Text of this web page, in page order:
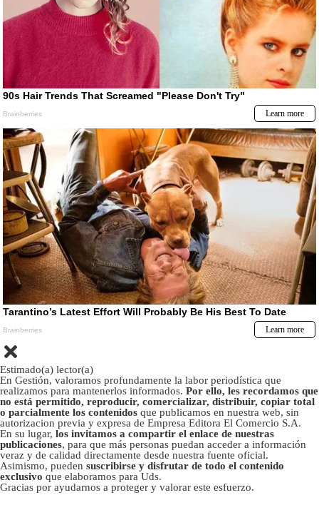
Estimado(a) lector(a)
En Gestión, valoramos profundamente la labor periodística que
realizamos para mantenerlos informados. Por ello, les recordamos que
no está permitido, reproducir, comercializar, distribuir, copiar total
o parcialmente los contenidos que publicamos en nuestra web, sin
autorizacion previa y expresa de Empresa Editora El Comercio S.A.
En su lugar, los invitamos a compartir el enlace de nuestras
publicaciones, para que más personas puedan acceder a información
veraz y de calidad directamente desde nuestra fuente oficial.
Asimismo, pueden suscribirse y disfrutar de todo el contenido
exclusivo que elaboramos para Uds.
Gracias por ayudarnos a proteger y valorar este esfuerzo.